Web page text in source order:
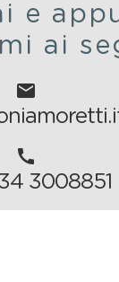
e
ai
email
call
3008851